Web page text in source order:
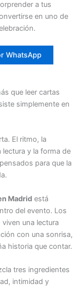
a tus
en uno de
WhatsApp
que leer cartas
simplemente en
El ritmo, la
y la forma de
para que la
Madrid está
del evento. Los
una lectura
con una sonrisa,
historia que contar.
tres ingredientes
intimidad y